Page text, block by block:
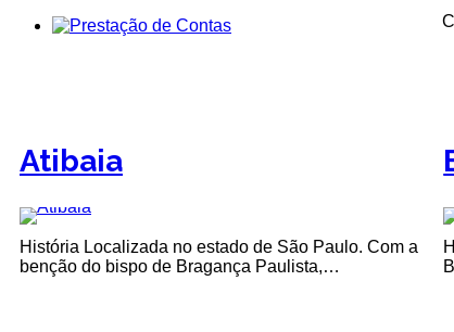
Atibaia
História Localizada no estado de São Paulo. Com a
benção do bispo de Bragança Paulista,…